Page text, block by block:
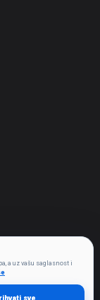
a uz vašu saglasnost i